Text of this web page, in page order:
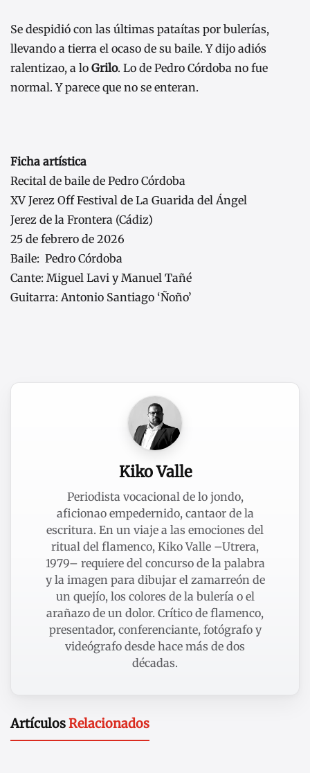
Se despidió con las últimas pataítas por bulerías,
llevando a tierra el ocaso de su baile. Y dijo adiós
ralentizao, a lo Grilo. Lo de Pedro Córdoba no fue
normal. Y parece que no se enteran.
Ficha artística
Recital de baile de Pedro Córdoba
XV Jerez Off Festival de La Guarida del Ángel
Jerez de la Frontera (Cádiz)
25 de febrero de 2026
Baile: Pedro Córdoba
Cante: Miguel Lavi y Manuel Tañé
Guitarra: Antonio Santiago ‘Ñoño’
Kiko Valle
Periodista vocacional de lo jondo,
aficionao empedernido, cantaor de la
escritura. En un viaje a las emociones del
ritual del flamenco, Kiko Valle –Utrera,
1979– requiere del concurso de la palabra
y la imagen para dibujar el zamarreón de
un quejío, los colores de la bulería o el
arañazo de un dolor. Crítico de flamenco,
presentador, conferenciante, fotógrafo y
videógrafo desde hace más de dos
décadas.
ArtículosRelacionados